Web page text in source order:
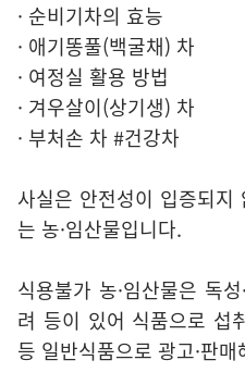
· 순비기차의 효능
· 애기똥풀(백굴채) 차
· 여정실 활용 방법
· 겨우살이(상기생) 차
· 부처손 차 #건강차
사실은 안전성이 입증되
는 농·임산물입니다.
식용불가 농·임산물은 독
려 등이 있어 식품으로 섭
등 일반식품으로 광고·판